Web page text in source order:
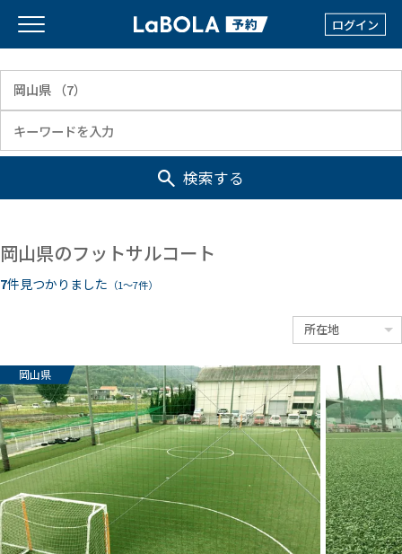
ログイン
検索する
岡山県のフットサルコート
7件見つかりました （1〜7件）
岡山県